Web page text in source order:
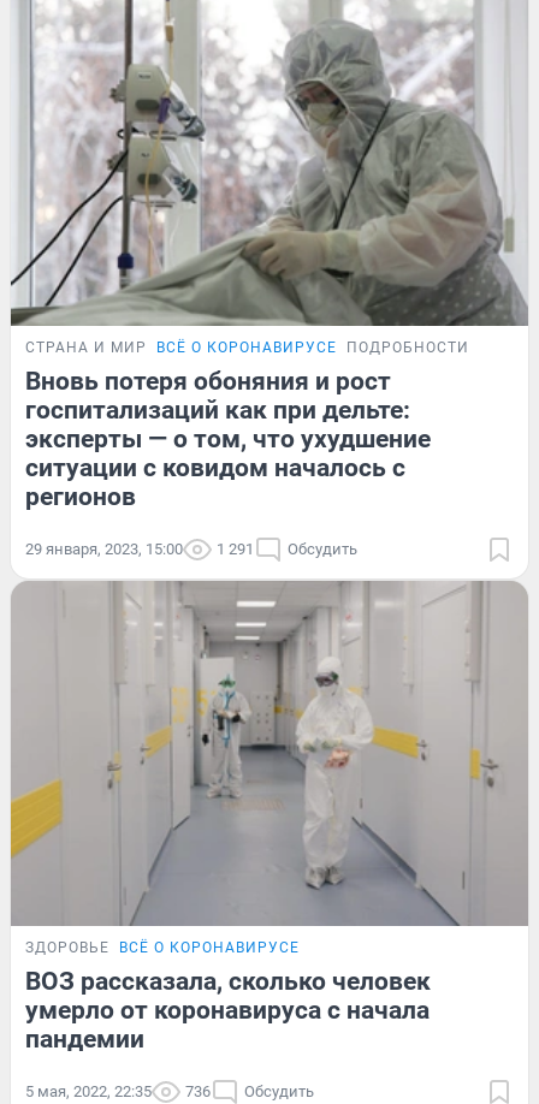
СТРАНА И МИР ВСЁ О КОРОНАВИРУСЕ ПОДРОБНОСТИ
Вновь потеря обоняния и рост
госпитализаций как при дельте:
эксперты — о том, что ухудшение
ситуации с ковидом началось с
регионов
29 января, 2023, 15:00 1 291 Обсудить
ЗДОРОВЬЕ ВСЁ О КОРОНАВИРУСЕ
ВОЗ рассказала, сколько человек
умерло от коронавируса с начала
пандемии
5 мая, 2022, 22:35 736 Обсудить